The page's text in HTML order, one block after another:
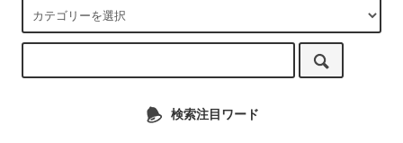
検索注目ワード